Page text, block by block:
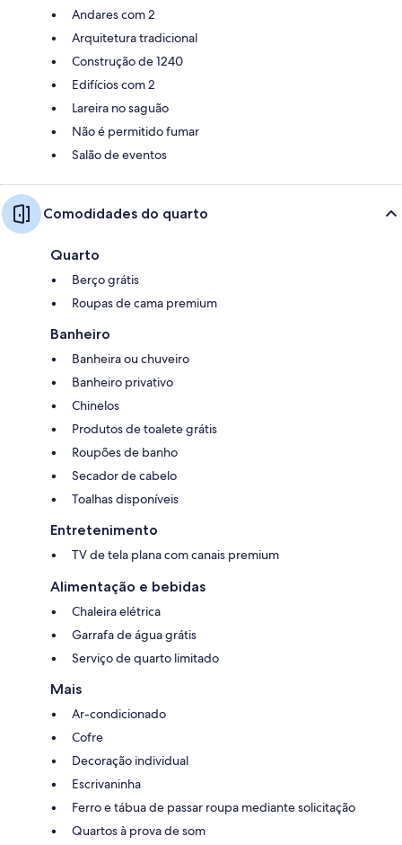
Andares com 2
Arquitetura tradicional
Construção de 1240
Edifícios com 2
Lareira no saguão
Não é permitido fumar
Salão de eventos
Comodidades do quarto
Quarto
Berço grátis
Roupas de cama premium
Banheiro
Banheira ou chuveiro
Banheiro privativo
Chinelos
Produtos de toalete grátis
Roupões de banho
Secador de cabelo
Toalhas disponíveis
Entretenimento
TV de tela plana com canais premium
Alimentação e bebidas
Chaleira elétrica
Garrafa de água grátis
Serviço de quarto limitado
Mais
Ar-condicionado
Cofre
Decoração individual
Escrivaninha
Ferro e tábua de passar roupa mediante solicitação
Quartos à prova de som